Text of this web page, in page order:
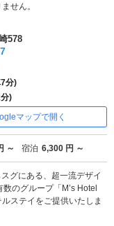
せん。
578
分)
)
マップで開く
～ 宿泊 6,300 円 ～
グにある、超一流デザイ
のグループ「M’s Hotel
ステイをご提供いたしま